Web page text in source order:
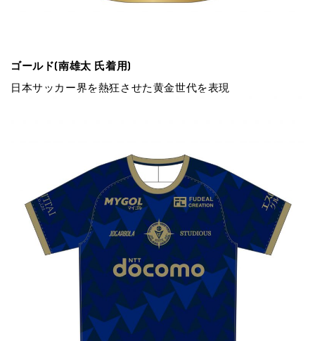
ゴールド(南雄太 ⽒着⽤)
⽇本サッカー界を熱狂させた⻩⾦世代を表現